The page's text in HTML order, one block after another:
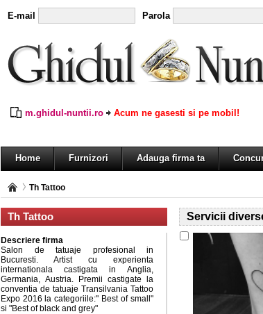
E-mail Parola
m.ghidul-nuntii.ro Acum ne gasesti si pe mobil!
Home Furnizori Adauga firma ta
Th Tattoo
Th Tattoo
Descriere firma
Salon de tatuaje profesional in
Bucuresti. Artist cu experienta
internationala castigata in Anglia,
Germania, Austria. Premii castigate la
conventia de tatuaje Transilvania Tattoo
Expo 2016 la categoriile:" Best of small"
si "Best of black and grey"
Servicii